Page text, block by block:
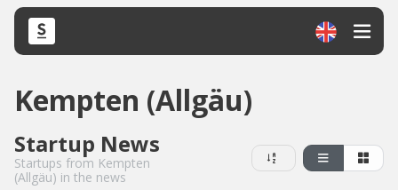
Kempten (Allgäu)
Startup News
Startups from Kempten
(Allgäu) in the news